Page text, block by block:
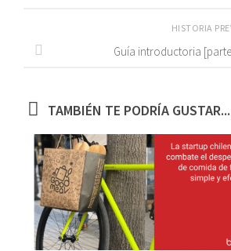
HISTORIA
Guía introductoria
TAMBIÉN TE PODRÍA GUSTAR...